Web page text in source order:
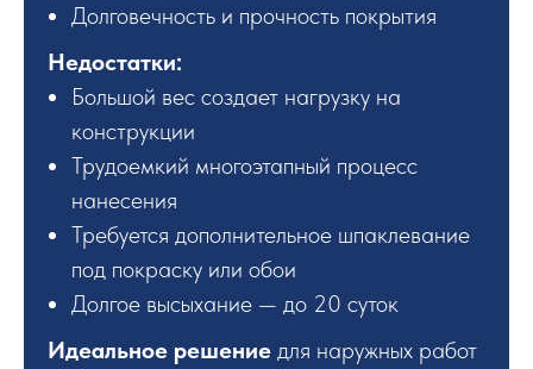
Долговечность и прочность покрытия
Недостатки:
Большой вес создает нагрузку на
конструкции
Трудоемкий многоэтапный процесс
нанесения
Требуется дополнительное шпаклевание
под покраску или обои
Долгое высыхание — до 20 суток
Идеальное решение для наружных работ